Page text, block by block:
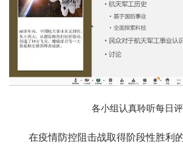
各小组认真聆听每日
在疫情防控阻击战取得阶段性胜利